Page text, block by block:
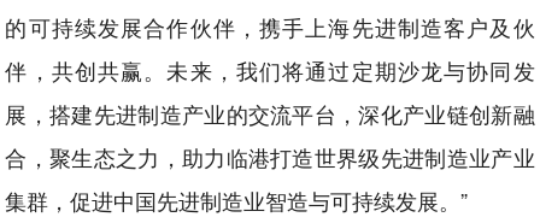
的可持续发展合作伙伴，携手上海先进制造客户及伙
伴，共创共赢。未来，我们将通过定期沙龙与协同发
展，搭建先进制造产业的交流平台，深化产业链创新融
合，聚生态之力，助力临港打造世界级先进制造业产业
集群，促进中国先进制造业智造与可持续发展。”